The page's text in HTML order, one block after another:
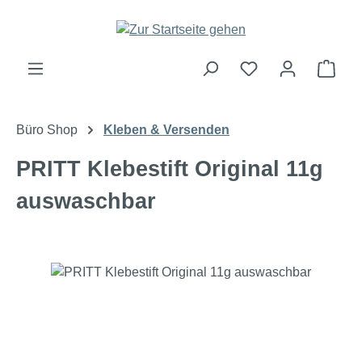
Zum Hauptinhalt springen
Büro Shop Kleben & Versenden
PRITT Klebestift Original 11g
auswaschbar
Bildergalerie überspringen